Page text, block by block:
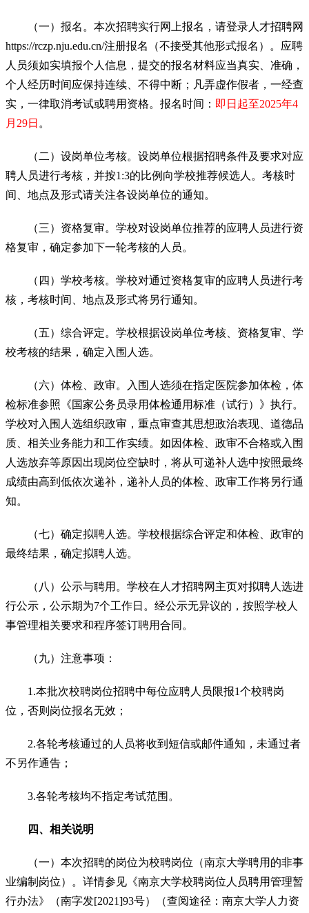
（一）报名。本次招聘实行网上报名，请登录人才招聘网
https://rczp.nju.edu.cn/注册报名（不接受其他形式报名）。应聘
人员须如实填报个人信息，提交的报名材料应当真实、准确，
个人经历时间应保持连续、不得中断；凡弄虚作假者，一经查
实，一律取消考试或聘用资格。报名时间： 即日起至2025年4
月29日 。
（二）设岗单位考核。设岗单位根据招聘条件及要求对应
聘人员进行考核，并按1:3的比例向学校推荐候选人。考核时
间、地点及形式请关注各设岗单位的通知。
（三）资格复审。学校对设岗单位推荐的应聘人员进行资
格复审，确定参加下一轮考核的人员。
（四）学校考核。学校对通过资格复审的应聘人员进行考
核，考核时间、地点及形式将另行通知。
（五）综合评定。学校根据设岗单位考核、资格复审、学
校考核的结果，确定入围人选。
（六）体检、政审。入围人选须在指定医院参加体检，体
检标准参照《国家公务员录用体检通用标准（试行）》执行。
学校对入围人选组织政审，重点审查其思想政治表现、道德品
质、相关业务能力和工作实绩。如因体检、政审不合格或入围
人选放弃等原因出现岗位空缺时，将从可递补人选中按照最终
成绩由高到低依次递补，递补人员的体检、政审工作将另行通
知。
（七）确定拟聘人选。学校根据综合评定和体检、政审的
最终结果，确定拟聘人选。
（八）公示与聘用。学校在人才招聘网主页对拟聘人选进
行公示，公示期为7个工作日。经公示无异议的，按照学校人
事管理相关要求和程序签订聘用合同。
（九）注意事项：
1.本批次校聘岗位招聘中每位应聘人员限报1个校聘岗
位，否则岗位报名无效；
2.各轮考核通过的人员将收到短信或邮件通知，未通过者
不另作通告；
3.各轮考核均不指定考试范围。
四、相关说明
（一）本次招聘的岗位为校聘岗位（南京大学聘用的非事
业编制岗位）。详情参见《南京大学校聘岗位人员聘用管理暂
行办法》（南字发[2021]93号）（查阅途径：南京大学人力资